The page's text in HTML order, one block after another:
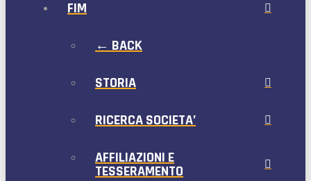
FIM
← BACK
STORIA
RICERCA SOCIETA’
AFFILIAZIONI E
TESSERAMENTO